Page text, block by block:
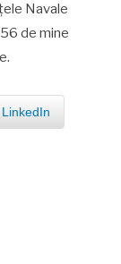
Navale
de mine
LinkedIn